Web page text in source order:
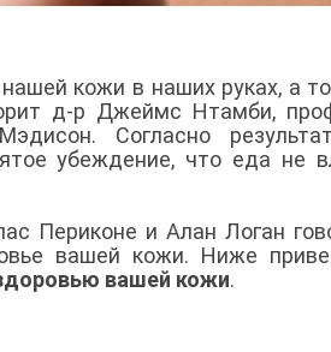
кожи в наших руках, а
д-р Джеймс Нтамби,
Согласно
убеждение, что еда не
Периконе и Алан Логан
вашей кожи. Ниже
вашей кожи.